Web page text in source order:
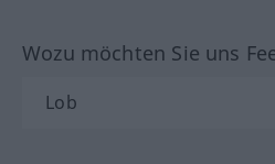
Wozu möchten Sie uns